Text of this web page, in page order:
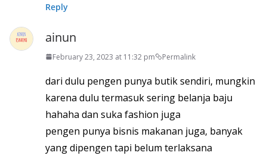
Reply
ainun
February 23, 2023 at 11:32 pm Permalink
dari dulu pengen punya butik sendiri, mungkin
karena dulu termasuk sering belanja baju
hahaha dan suka fashion juga
pengen punya bisnis makanan juga, banyak
yang dipengen tapi belum terlaksana